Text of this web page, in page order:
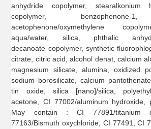
anhydride copolymer, stearalkonium
copolymer, benzophenone-
acetophenone/oxymethylene
aqua/water, silica, phthalic
decanoate copolymer, synthetic
citrate, citric acid, alcohol denat, calcium
magnesium silicate, alumina, oxidized
sodium borosilicate, calcium
tin oxide, silica [nano]/silica,
acetone, CI 77002/aluminum hydroxide,
May contain : CI 77891/titanium
77163/Bismuth oxychloride, CI 77491, CI